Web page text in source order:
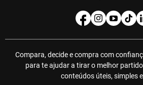
Compara, decide e compra com
para te ajudar a tirar o melhor
conteúdos úteis, simples